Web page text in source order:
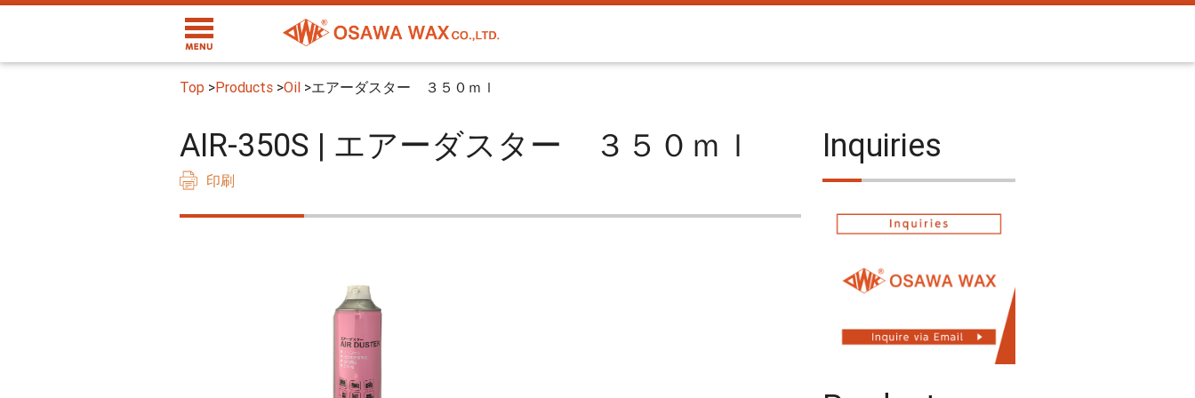
Top >Products >Oil >エアーダスター ３５０ｍｌ
AIR-350S | エアーダスター ３５０ｍｌ
印刷
Inquiries